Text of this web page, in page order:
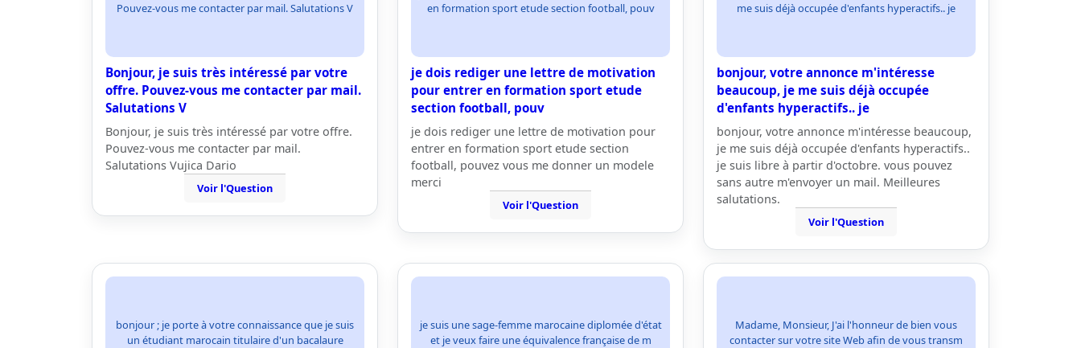
Pouvez-vous me contacter par mail. Salutations V
Bonjour, je suis très intéressé par votre
offre. Pouvez-vous me contacter par mail.
Salutations V
Bonjour, je suis très intéressé par votre offre.
Pouvez-vous me contacter par mail.
Salutations Vujica Dario
Voir l'Question
en formation sport etude section football, pouv
je dois rediger une lettre de motivation
pour entrer en formation sport etude
section football, pouv
je dois rediger une lettre de motivation pour
entrer en formation sport etude section
football, pouvez vous me donner un modele
merci
Voir l'Question
me suis déjà occupée d'enfants hyperactifs.. je
bonjour, votre annonce m'intéresse
beaucoup, je me suis déjà occupée
d'enfants hyperactifs.. je
bonjour, votre annonce m'intéresse beaucoup,
je me suis déjà occupée d'enfants hyperactifs..
je suis libre à partir d'octobre. vous pouvez
sans autre m'envoyer un mail. Meilleures
salutations.
Voir l'Question
bonjour ; je porte à votre connaissance que je suis
un étudiant marocain titulaire d'un bacalaure
je suis une sage-femme marocaine diplomée d'état
et je veux faire une équivalence française de m
Madame, Monsieur, J'ai l'honneur de bien vous
contacter sur votre site Web afin de vous transm